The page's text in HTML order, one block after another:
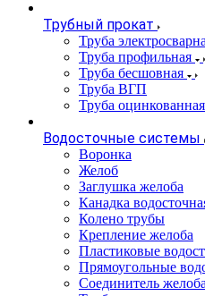
Трубный прокат
Труба
Труба профильная
Труба бесшовная
Труба ВГП
Труба оцинкованная
Водосточные системы
Воронка
Желоб
Заглушка желоба
Канадка
Колено трубы
Крепление желоба
Пластиковые
Прямоугольные
Соединитель желоба